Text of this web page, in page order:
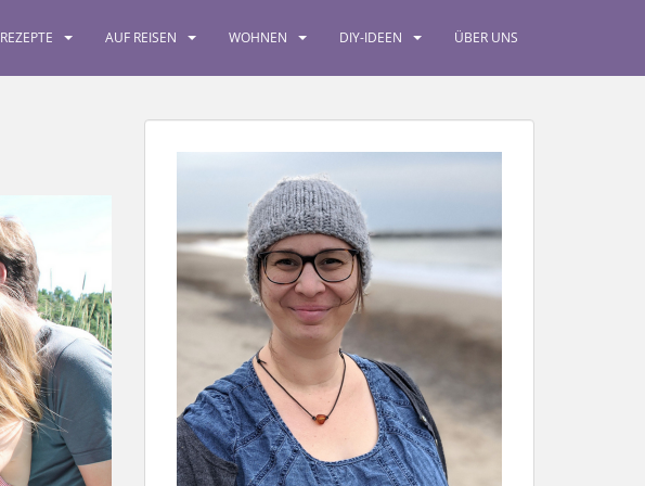
REZEPTE AUF REISEN WOHNEN DIY-IDEEN ÜBER UNS